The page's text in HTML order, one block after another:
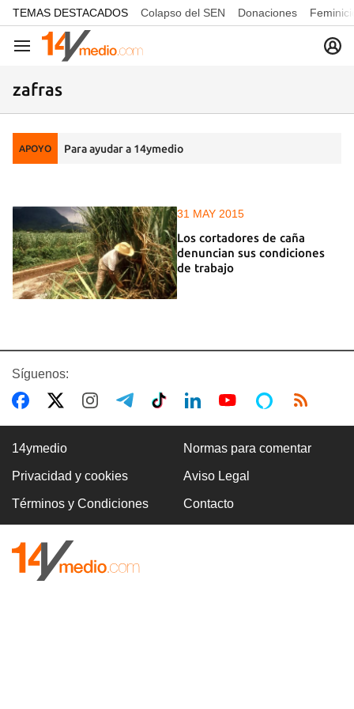
common.go-to-content
TEMAS DESTACADOS Colapso del SEN Donaciones
Navegación
zafras
APOYO Para ayudar a 14ymedio
31 MAY 2015
Los cortadores de caña
denuncian sus condiciones
de trabajo
Síguenos:
14ymedio Normas para comentar
Privacidad y cookies Aviso Legal
Términos y Condiciones Contacto